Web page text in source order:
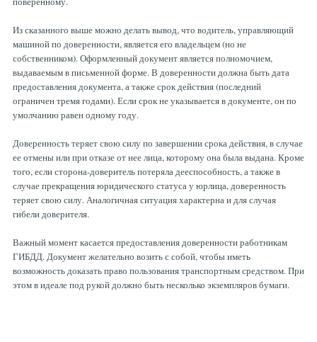
Из сказанного выше можно делать вывод, что водитель, управляющий
машиной по доверенности, является его владельцем (но не
собственником). Оформленный документ является полномочием,
выдаваемым в письменной форме. В доверенности должна быть дата
предоставления документа, а также срок действия (последний
ограничен тремя годами). Если срок не указывается в документе, он по
умолчанию равен одному году.
Доверенность теряет свою силу по завершении срока действия, в случае
ее отмены или при отказе от нее лица, которому она была выдана. Кроме
того, если сторона-доверитель потеряла дееспособность, а также в
случае прекращения юридического статуса у юрлица, доверенность
теряет свою силу. Аналогичная ситуация характерна и для случая
гибели доверителя.
Важный момент касается предоставления доверенности работникам
ГИБДД. Документ желательно возить с собой, чтобы иметь
возможность доказать право пользования транспортным средством. При
этом в идеале под рукой должно быть несколько экземпляров бумаги.